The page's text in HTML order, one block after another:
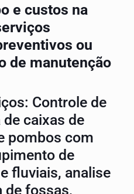
e custos na
ou
de manutenção
Controle de
caixas de
pombos com
de
fluviais, analise
de fossas,